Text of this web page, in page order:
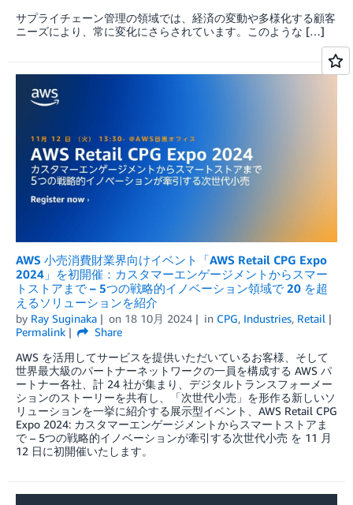
サプライチェーン管理の領域では、経済の変動や多様化する顧客
ニーズにより、常に変化にさらされています。このような […]
AWS 小売消費財業界向けイベント「AWS Retail CPG Expo
2024」を初開催：カスタマーエンゲージメントからスマー
トストアまで – 5つの戦略的イノベーション領域で 20 を超
えるソリューションを紹介
by Ray Suginaka on 18 10月 2024 in CPG, Industries, Retail
Permalink
Share
AWS を活用してサービスを提供いただいているお客様、そして
世界最大級のパートナーネットワークの一員を構成する AWS パ
ートナー各社、計 24 社が集まり、デジタルトランスフォーメー
ションのストーリーを共有し、「次世代小売」を形作る新しいソ
リューションを一挙に紹介する展示型イベント、AWS Retail CPG
Expo 2024: カスタマーエンゲージメントからスマートストアま
で – 5つの戦略的イノベーションが牽引する次世代小売 を 11 月
12 日に初開催いたします。